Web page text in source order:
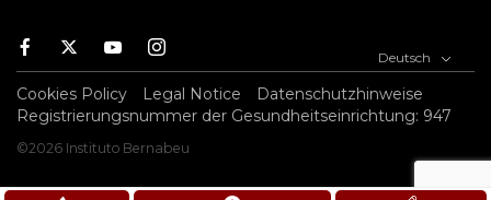
a
c
e
o
w
t
e
Y
o
u
t
b
I
n
s
t
g
Deutsch
Cookies Policy Legal Notice
Datenschutzhinweise
Registrierungsnummer der Gesundheitseinrichtung: 947
©2026 Instituto Bernabeu